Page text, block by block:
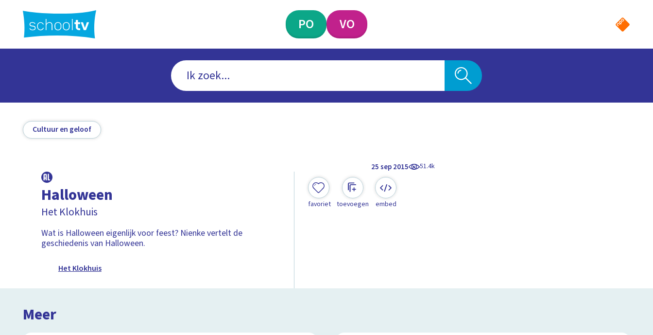
hoofdinhoud
PO VO
Cultuur en geloof
25 sep 2015 51.4k
Halloween
Het Klokhuis
Wat is Halloween eigenlijk voor feest? Nienke vertelt de
geschiedenis van Halloween.
Het Klokhuis
favoriet toevoegen embed
Meer